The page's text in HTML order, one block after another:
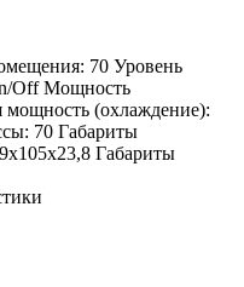
70 Уровень
Off Мощность
мощность (охлаждение):
70 Габариты
Габариты